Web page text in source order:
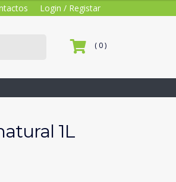
Login / Registar
( 0 )
1L